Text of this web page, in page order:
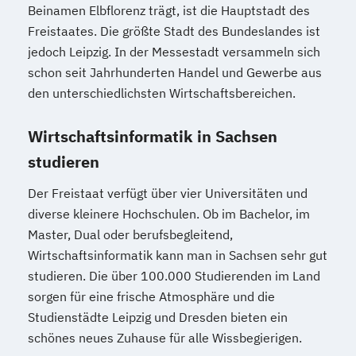
Beinamen Elbflorenz trägt, ist die Hauptstadt des
Freistaates. Die größte Stadt des Bundeslandes ist
jedoch Leipzig. In der Messestadt versammeln sich
schon seit Jahrhunderten Handel und Gewerbe aus
den unterschiedlichsten Wirtschaftsbereichen.
Wirtschaftsinformatik in Sachsen
studieren
Der Freistaat verfügt über vier Universitäten und
diverse kleinere Hochschulen. Ob im Bachelor, im
Master, Dual oder berufsbegleitend,
Wirtschaftsinformatik kann man in Sachsen sehr gut
studieren. Die über 100.000 Studierenden im Land
sorgen für eine frische Atmosphäre und die
Studienstädte Leipzig und Dresden bieten ein
schönes neues Zuhause für alle Wissbegierigen.